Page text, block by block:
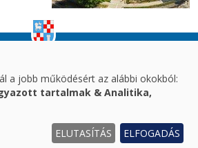
nyilatkozat|oldaltérkép|
süti kezelés
MJV Önkormányzata
a jobb működésért az alábbi okokból:
tartalmak & Analitika,
ELUTASÍTÁS ELFOGADÁS